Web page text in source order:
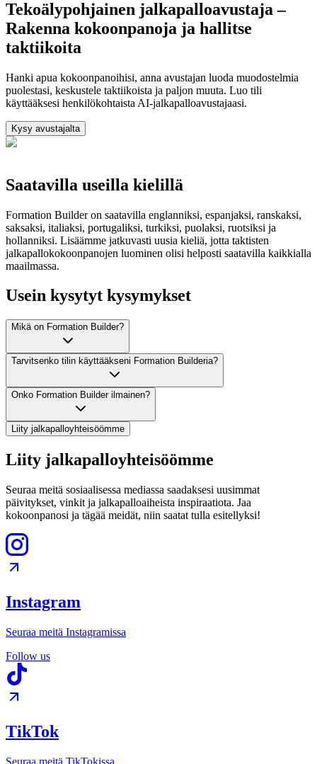
Tekoälypohjainen jalkapalloavustaja –
Rakenna kokoonpanoja ja hallitse
taktiikoita
Hanki apua kokoonpanoihisi, anna avustajan luoda muodostelmia
puolestasi, keskustele taktiikoista ja paljon muuta. Luo tili
käyttääksesi henkilökohtaista AI-jalkapalloavustajaasi.
Kysy avustajalta
Saatavilla useilla kielillä
Formation Builder on saatavilla englanniksi, espanjaksi, ranskaksi,
saksaksi, italiaksi, portugaliksi, turkiksi, puolaksi, ruotsiksi ja
hollanniksi. Lisäämme jatkuvasti uusia kieliä, jotta taktisten
jalkapallokokoonpanojen luominen olisi helposti saatavilla kaikkialla
maailmassa.
Usein kysytyt kysymykset
Mikä on Formation Builder?
Tarvitsenko tilin käyttääkseni Formation Builderia?
Onko Formation Builder ilmainen?
Liity jalkapalloyhteisöömme
Liity jalkapalloyhteisöömme
Seuraa meitä sosiaalisessa mediassa saadaksesi uusimmat
päivitykset, vinkit ja jalkapalloaiheista inspiraatiota. Jaa
kokoonpanosi ja tägää meidät, niin saatat tulla esitellyksi!
Instagram
Seuraa meitä Instagramissa
Follow us
TikTok
Seuraa meitä TikTokissa